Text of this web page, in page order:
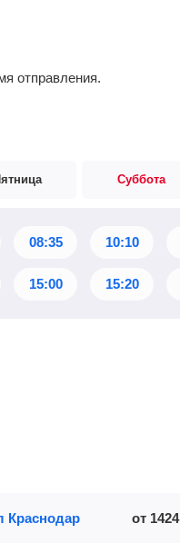
отправления.
Суббота
08:35 10:10
15:00 15:20
Краснодар от 1424